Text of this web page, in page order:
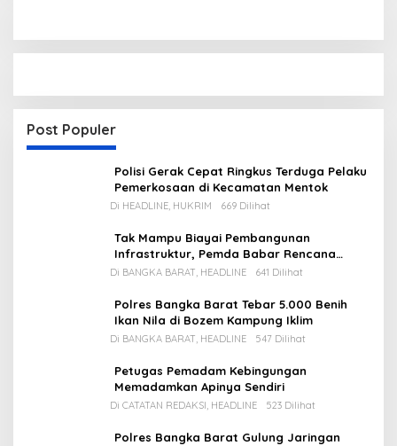
Post Populer
Polisi Gerak Cepat Ringkus Terduga Pelaku
Pemerkosaan di Kecamatan Mentok
Di HEADLINE, HUKRIM 669 Dilihat
Tak Mampu Biayai Pembangunan
Infrastruktur, Pemda Babar Rencana
Utang Rp65 M
Di BANGKA BARAT, HEADLINE 641 Dilihat
Polres Bangka Barat Tebar 5.000 Benih
Ikan Nila di Bozem Kampung Iklim
Di BANGKA BARAT, HEADLINE 547 Dilihat
Petugas Pemadam Kebingungan
Memadamkan Apinya Sendiri
Di CATATAN REDAKSI, HEADLINE 523 Dilihat
Polres Bangka Barat Gulung Jaringan